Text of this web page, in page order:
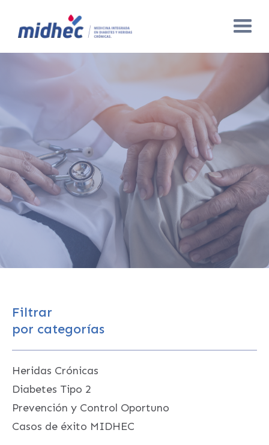
Filtrar
por categorías
Heridas Crónicas
Diabetes Tipo 2
Prevención y Control Oportuno
Casos de éxito MIDHEC